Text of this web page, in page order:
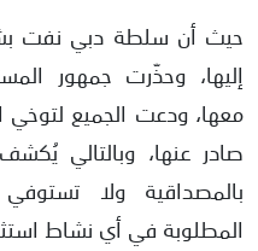
حيث أن سلطة دبي نفت
إليها، وحذّرت جمهور
معها، ودعت الجميع
صادر عنها، وبالتالي
بالمصداقية ولا
المطلوبة في أي نشاط